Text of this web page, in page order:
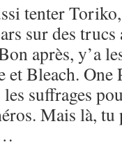
tenter
sur des trucs
après, y’a
et Bleach. One
suffrages
Mais là,